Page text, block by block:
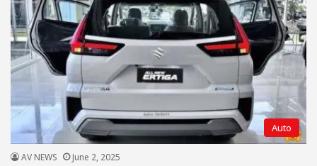
Auto
AV NEWS June 2, 2025